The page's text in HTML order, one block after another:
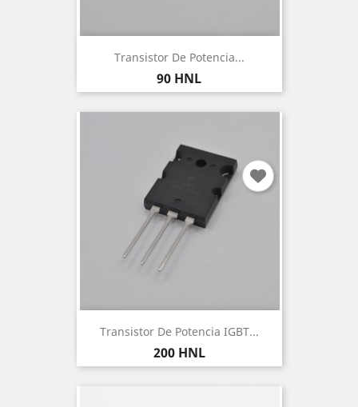
Transistor De Potencia...
Precio
90 HNL
Transistor De Potencia IGBT...
Precio
200 HNL